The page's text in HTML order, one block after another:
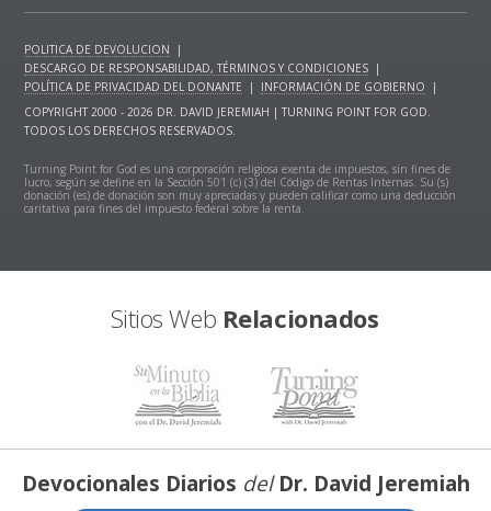
POLITICA DE DEVOLUCION
|
DESCARGO DE RESPONSABILIDAD, TÉRMINOS Y CONDICIONES |
POLÍTICA DE PRIVACIDAD DEL DONANTE
| INFORMACIÓN DE GOBIERNO
|
COPYRIGHT 2000 - 2026 DR. DAVID JEREMIAH | TURNING POINT FOR GOD.
TODOS LOS DERECHOS RESERVADOS.
Turning Point for God es una corporación religiosa exenta de impuestos, sin fines de
lucro, según se define en la Sección 501 (c) (3) del Código de Rentas Internas. Su (s)
donación (es) de donación son muy apreciadas y pueden calificar como una deducción
caritativa para fines del impuesto federal sobre la renta.
Sitios Web Relacionados
Devocionales Diarios delDr. David Jeremiah